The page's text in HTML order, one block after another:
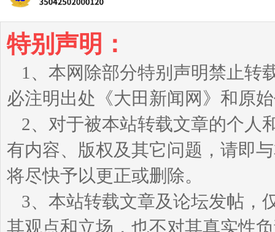
特别声明：
1、本网除部分特别声明禁止转
必注明出处《大田新闻网》和原
2、对于被本站转载文章的个人
有内容、版权及其它问题，请即
将尽快予以更正或删除。
3、本站转载文章及论坛发帖，
其观点和立场，也不对其真实性